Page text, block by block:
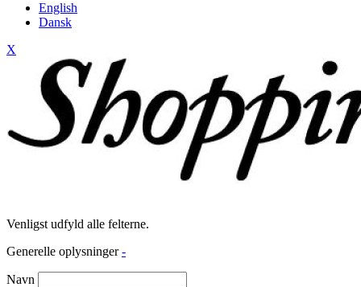
English
Dansk
X
Venligst udfyld alle felterne.
Generelle oplysninger -
Navn